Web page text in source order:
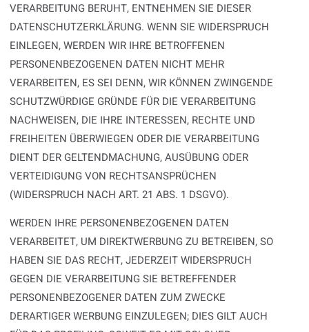
VERARBEITUNG BERUHT, ENTNEHMEN SIE DIESER
DATENSCHUTZERKLÄRUNG. WENN SIE WIDERSPRUCH
EINLEGEN, WERDEN WIR IHRE BETROFFENEN
PERSONENBEZOGENEN DATEN NICHT MEHR
VERARBEITEN, ES SEI DENN, WIR KÖNNEN ZWINGENDE
SCHUTZWÜRDIGE GRÜNDE FÜR DIE VERARBEITUNG
NACHWEISEN, DIE IHRE INTERESSEN, RECHTE UND
FREIHEITEN ÜBERWIEGEN ODER DIE VERARBEITUNG
DIENT DER GELTENDMACHUNG, AUSÜBUNG ODER
VERTEIDIGUNG VON RECHTSANSPRÜCHEN
(WIDERSPRUCH NACH ART. 21 ABS. 1 DSGVO).
WERDEN IHRE PERSONENBEZOGENEN DATEN
VERARBEITET, UM DIREKTWERBUNG ZU BETREIBEN, SO
HABEN SIE DAS RECHT, JEDERZEIT WIDERSPRUCH
GEGEN DIE VERARBEITUNG SIE BETREFFENDER
PERSONENBEZOGENER DATEN ZUM ZWECKE
DERARTIGER WERBUNG EINZULEGEN; DIES GILT AUCH